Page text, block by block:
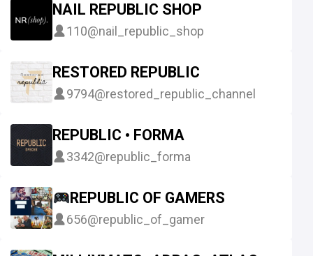
NAIL REPUBLIC SHOP
110@nail_republic_shop
RESTORED REPUBLIC
9794@restored_republic_channel
REPUBLIC • FORMA
3342@republic_forma
REPUBLIC OF GAMERS
656@republic_of_gamer